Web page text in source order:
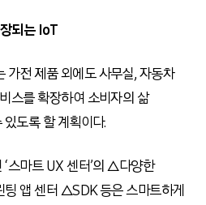
되는 IoT
가전 제품 외에도 사무실, 자동차
스를 확장하여 소비자의 삶
도록 할 계획이다.
스마트 UX 센터’의 △다양한
앱 센터 △SDK 등은 스마트하게